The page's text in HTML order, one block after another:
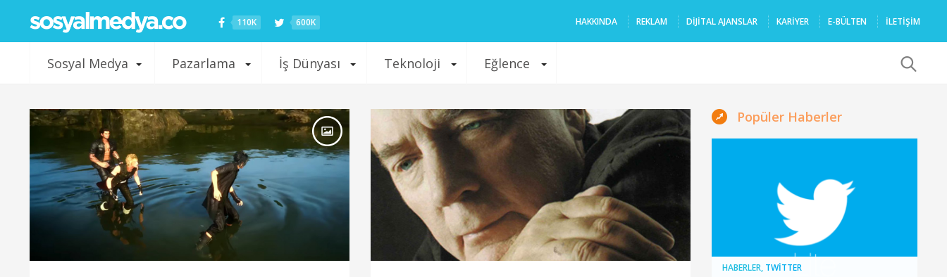
110K 600K HAKKINDA REKLAM DIJITAL AJANSLAR KARIYER E-BÜLTEN İLETİŞİM
Sosyal Medya Pazarlama İş Dünyası Teknoloji Eğlence
Popüler Haberler
HABERLER, TWITTER